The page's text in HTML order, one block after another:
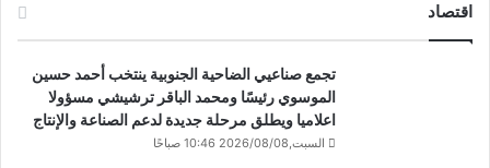
اقتصاد
تجمع صناعيي الضاحية الجنوبية ينتخب أحمد حسين
الموسوي رئيسًا ومحمد الباقر ترشيشي مسؤولا
اعلاميا ويطلق مرحلة جديدة لدعم الصناعة والإنتاج
السبت,2026/08/08 10:46 صباحًا